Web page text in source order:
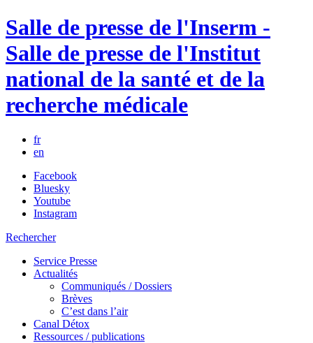
Salle de presse de l'Inserm -
Salle de presse de l'Institut
national de la santé et de la
recherche médicale
fr
en
Facebook
Bluesky
Youtube
Instagram
Rechercher
Service Presse
Actualités
Communiqués / Dossiers
Brèves
C’est dans l’air
Canal Détox
Ressources / publications